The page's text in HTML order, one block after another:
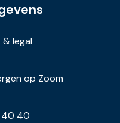
& legal
op Zoom
40 40